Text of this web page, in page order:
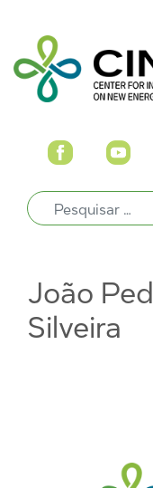
João
Silveira